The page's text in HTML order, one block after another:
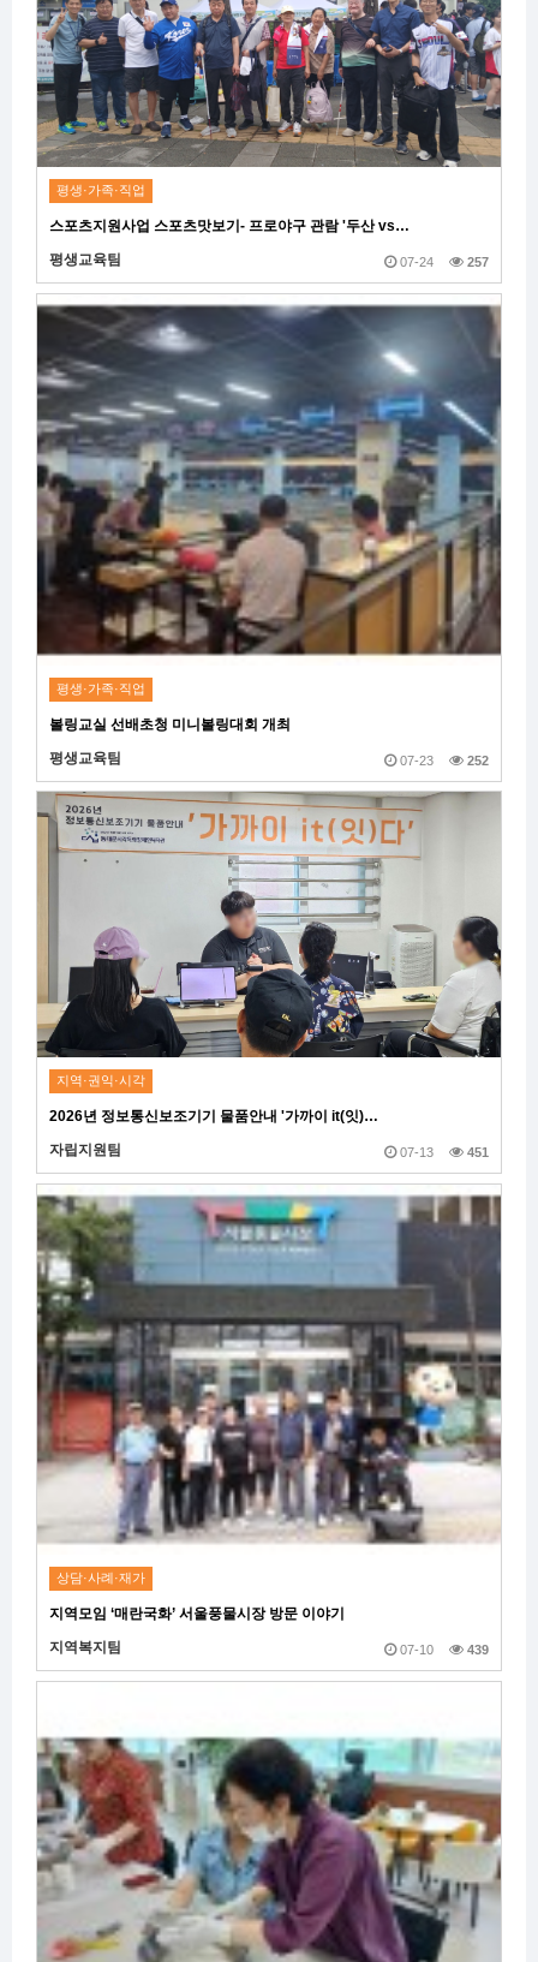
평생·가족·직업
스포츠지원사업 스포츠맛보기- 프로야구 관람 '두산 vs…
평생교육팀
07-24 257
평생·가족·직업
볼링교실 선배초청 미니볼링대회 개최
평생교육팀
07-23 252
지역·권익·시각
2026년 정보통신보조기기 물품안내 '가까이 it(잇)…
자립지원팀
07-13 451
상담·사례·재가
지역모임 ‘매란국화’ 서울풍물시장 방문 이야기
지역복지팀
07-10 439